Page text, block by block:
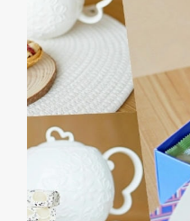
圍
滿
的
派